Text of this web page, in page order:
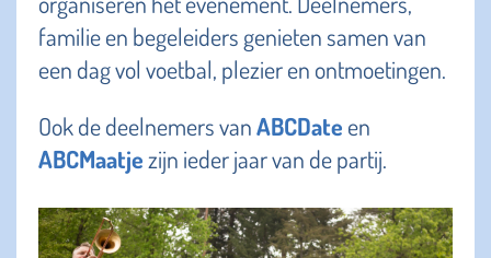
familie en begeleiders genieten samen van
een dag vol voetbal, plezier en ontmoetingen.
Ook de deelnemers vanABCDate en
ABCMaatjezijn ieder jaar van de partij.